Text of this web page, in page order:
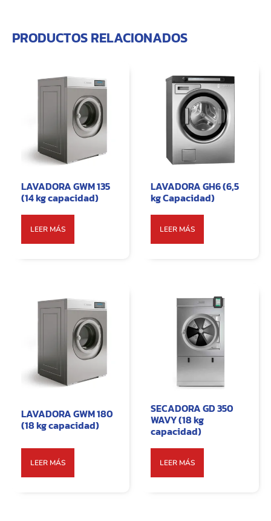
PRODUCTOS RELACIONADOS
LAVADORA GWM 135
(14 kg capacidad)
LEER MÁS
LAVADORA GH6 (6,5
kg Capacidad)
LEER MÁS
LAVADORA GWM 180
(18 kg capacidad)
LEER MÁS
SECADORA GD 350
WAVY (18 kg
capacidad)
LEER MÁS